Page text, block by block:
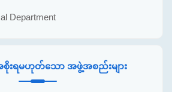
Department
းရမဟုတ်သော အဖွဲ့အစည်းများ